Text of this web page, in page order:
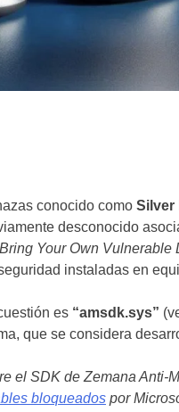
conocido comoSilver
desconocido
Bring Your Own Vulnerable
instaladas en
es “amsdk.sys”
que se considera
el SDK de Zemana
bloqueados por